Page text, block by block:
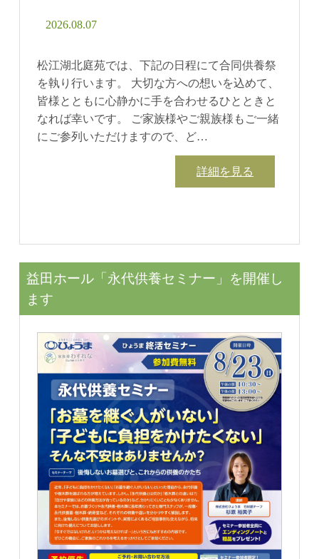
2026.08.07
松江湖北庭苑では、下記の日程にて合同供養祭
を執り行います。 大切な方への想いを込めて、
皆様とともに心静かに手を合わせるひとときと
なれば幸いです。 ご家族様やご親族様もご一緒
にご参列いただけますので、ど…
詳細を見る
益田ホール「永代供養セミナー」を開催し
ます